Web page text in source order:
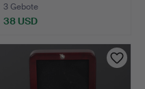
3 Gebote
38 USD